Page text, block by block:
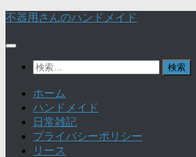
不器用さんのハンドメイド
検
ホーム
ハンドメイド
日常雑記
プライバシーポリシー
リース